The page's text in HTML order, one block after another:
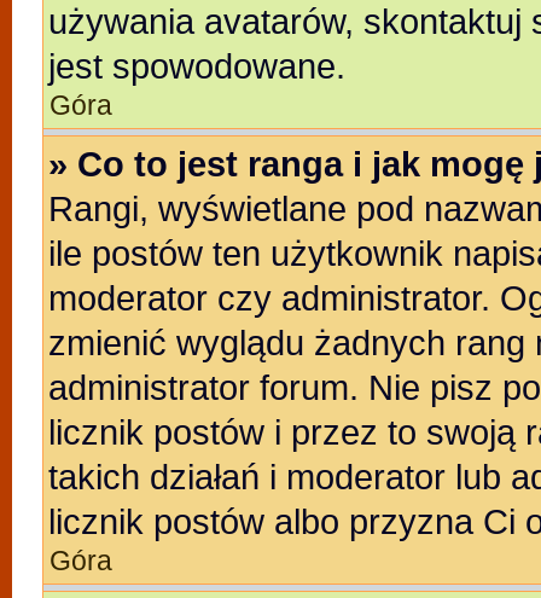
używania avatarów,
jest spowodowane.
Góra
» Co to jest ranga i jak mogę
Rangi, wyświetlane pod
ile postów ten użytkownik
moderator czy administrator.
zmienić wyglądu żadnych
administrator forum. Nie pisz
licznik postów i przez to swoją
takich działań i moderator lub
licznik postów albo przyzna Ci
Góra